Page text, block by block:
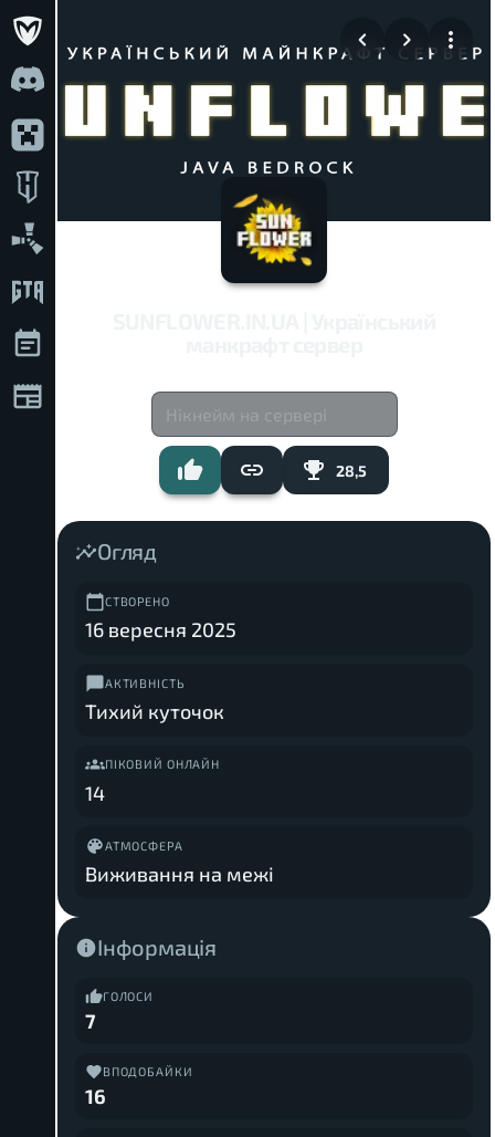
28,5
Огляд
СТВОРЕНО
16 вересня 2025
АКТИВНІСТЬ
Тихий куточок
ПІКОВИЙ ОНЛАЙН
14
АТМОСФЕРА
Виживання на межі
Інформація
ГОЛОСИ
7
ВПОДОБАЙКИ
16